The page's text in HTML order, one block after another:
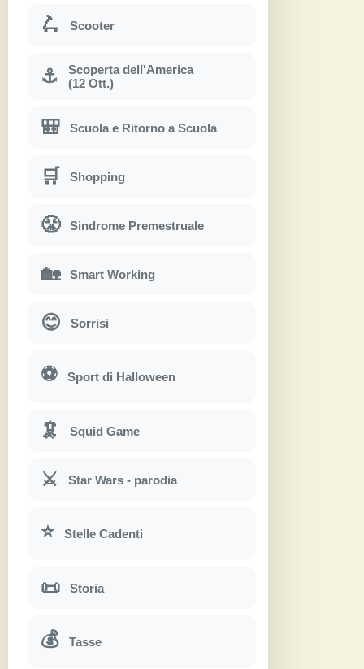
🛴 Scooter
⚓
Scoperta dell'America
(12 Ott.)
🎒 Scuola e Ritorno a Scuola
🛒 Shopping
😤 Sindrome Premestruale
🏡 Smart Working
😊 Sorrisi
⚽ Sport di Halloween
🦑 Squid Game
⚔ Star Wars - parodia
⭐ Stelle Cadenti
📜 Storia
💰 Tasse